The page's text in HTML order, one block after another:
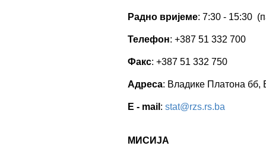
Радно вријеме: 7:30 - 15:30
Телефон: +387 51 332 700
Факс: +387 51 332 750
Адреса: Владике Платона
E - mail: stat@rzs.rs.ba
МИСИЈА